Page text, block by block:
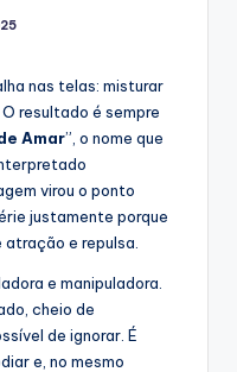
nas telas: misturar
resultado é sempre
Amar”, o nome que
virou o ponto
justamente porque
e repulsa.
e manipuladora.
cheio de
de ignorar. É
e, no mesmo